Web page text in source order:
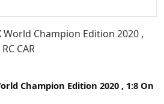
Champion Edition 2020 , 1:8 On